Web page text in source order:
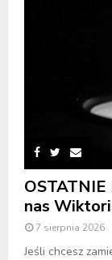
OSTATNIE
nas
7 sierpnia 2026
Jeśli chcesz